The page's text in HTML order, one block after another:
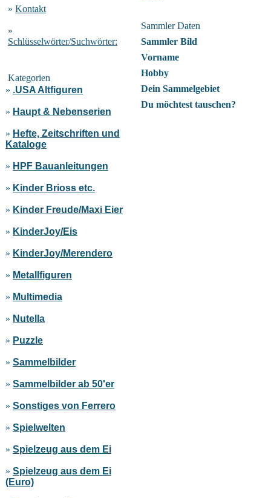
» Kontakt
»
Schlüsselwörter/Suchwörter:
Kategorien
» .USA Altfiguren
» Haupt & Nebenserien
» Hefte, Zeitschriften und
Kataloge
» HPF Bauanleitungen
» Kinder Brioss etc.
» Kinder Freude/Maxi Eier
» KinderJoy/Eis
» KinderJoy/Merendero
» Metallfiguren
» Multimedia
» Nutella
» Puzzle
» Sammelbilder
» Sammelbilder ab 50'er
» Sonstiges von Ferrero
» Spielwelten
» Spielzeug aus dem Ei
» Spielzeug aus dem Ei
(Euro)
Sammler Daten
Sammler Bild
Vorname
Hobby
Dein Sammelgebiet
Du möchtest tauschen?